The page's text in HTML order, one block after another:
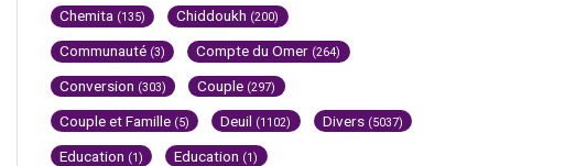
Chemita (135) Chiddoukh (200)
Communauté (3) Compte du Omer (264)
Conversion (303) Couple (297)
Couple et Famille (5) Deuil (1102) Divers (5037)
Education (1) Education (1)